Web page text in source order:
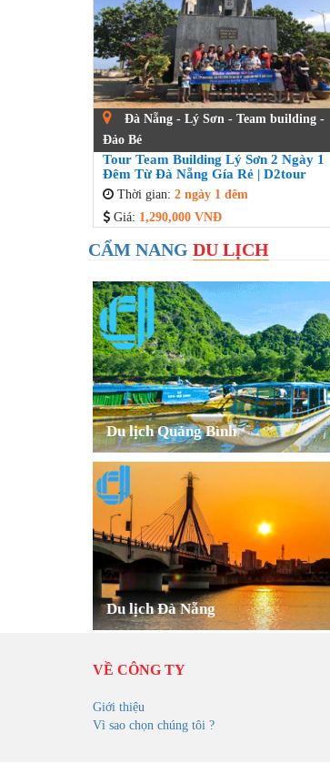
Đà Nẵng - Lý Sơn - Team building -
Đảo Bé
Tour Team Building Lý Sơn 2 Ngày 1
Đêm Từ Đà Nẵng Gía Rẻ | D2tour
Thời gian: 2 ngày 1 đêm
Giá: 1,290,000 VNĐ
CẨM NANG DU LỊCH
Du lịch Quảng Bình
Du lịch Đà Nẵng
VỀ CÔNG TY
Giới thiệu
Vì sao chọn chúng tôi ?